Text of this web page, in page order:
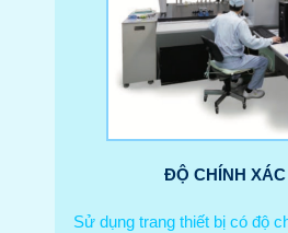
ĐỘ CHÍNH
Sử dụng trang thiết bị có độ